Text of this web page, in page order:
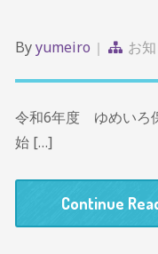
Byyumeiro お
令和6年度 ゆめいろ
始 […]
Continue